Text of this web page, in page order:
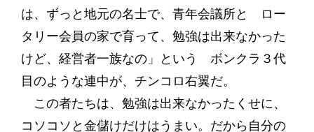
は、ずっと地元の名士で、青年会議所と ロー
タリー会員の家で育って、勉強は出来なかった
けど、経営者一族なの」という ボンクラ３代
目のような連中が、チンコロ右翼だ。
この者たちは、勉強は出来なかったくせに、
コソコソと金儲けだけはうまい。だから自分の